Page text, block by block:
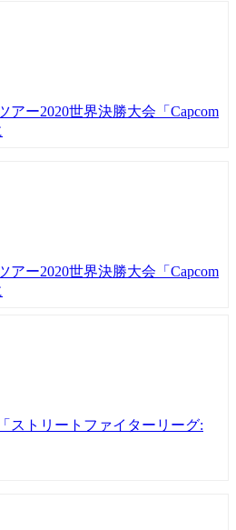
アー2020世界決勝大会「Capcom
アー2020世界決勝大会「Capcom
ストリートファイターリーグ: